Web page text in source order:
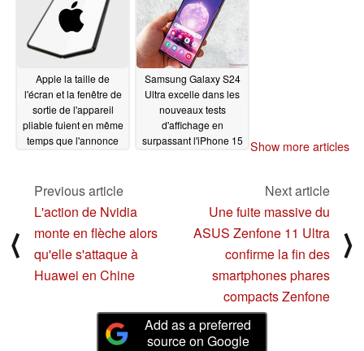
Apple la taille de
l'écran et la fenêtre de
sortie de l'appareil
pliable fuient en même
temps que l'annonce
Samsung Galaxy S24
Ultra excelle dans les
nouveaux tests
d'affichage en
surpassant l'iPhone 15 Show more articles
⟨
Previous article
L'action de Nvidia
monte en flèche alors
qu'elle s'attaque à
Huawei en Chine
Next article
Une fuite massive du
ASUS Zenfone 11 Ultra
confirme la fin des
smartphones phares
compacts Zenfone
⟩
Add as a preferred
source on Google